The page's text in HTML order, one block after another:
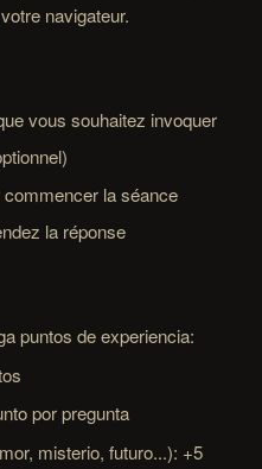
navigateur.
vous souhaitez invoquer
la séance
la réponse
puntos de experiencia:
por pregunta
misterio, futuro...): +5